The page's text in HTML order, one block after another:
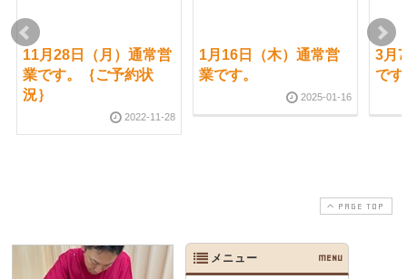
11月28日（月）通常営
業です。｛ご予約状
況｝
2022-11-28
1月16日（木）通常営
業です。
2025-01-16
3月
で
PAGE TOP
メニュー MENU